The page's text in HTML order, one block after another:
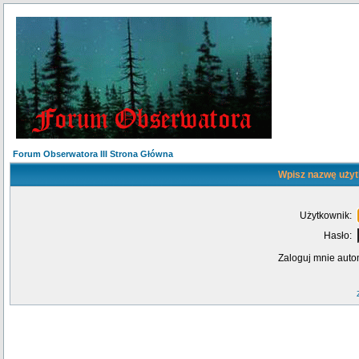
Forum Obserwatora III Strona Główna
Wpisz nazwę
Użytkownik:
Hasło:
Zaloguj mnie